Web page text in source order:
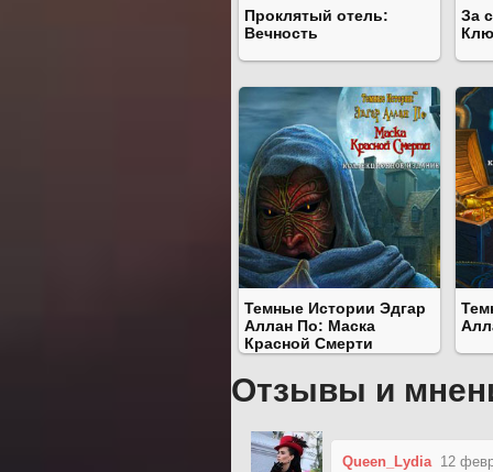
Проклятый отель:
Вечность
За
Темные Истории Эдгар
Аллан По: Маска
Красной Смерти
Отзывы и
Queen_Lydia 12